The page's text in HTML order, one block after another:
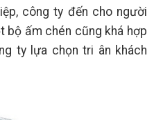
công ty đến cho người
bộ ấm chén cũng khá hợp
ty lựa chọn tri ân khách